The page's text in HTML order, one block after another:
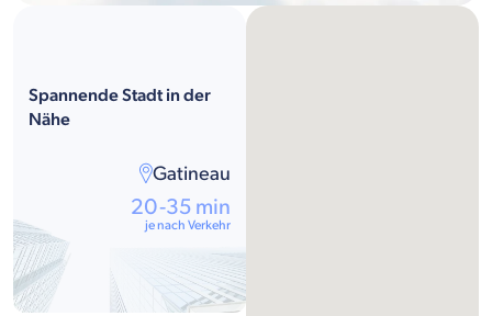
Spannende Stadt in der
Nähe
Gatineau
20-35 min
je nach Verkehr